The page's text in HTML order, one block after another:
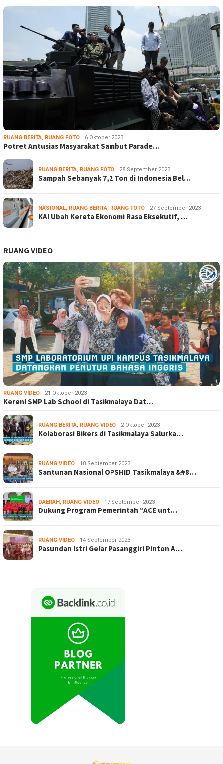
RUANG BERITA, RUANG FOTO 6 Oktober 2023
Potret Antusias Masyarakat Sambut Parade…
RUANG BERITA, RUANG FOTO 28 September 2023
Sampah Sebanyak 7,2 Ton di Indonesia Bel…
NASIONAL, RUANG BERITA, RUANG FOTO 27 September 2023
KAI Ubah Kereta Ekonomi Rasa Eksekutif, …
RUANG VIDEO
RUANG VIDEO 21 Oktober 2023
Keren! SMP Lab School di Tasikmalaya Dat…
RUANG BERITA, RUANG VIDEO 2 Oktober 2023
Kolaborasi Bikers di Tasikmalaya Salurka…
RUANG VIDEO 18 September 2023
Santunan Nasional OPSHID Tasikmalaya &#8…
DAERAH, RUANG VIDEO 17 September 2023
Dukung Program Pemerintah “ACE unt…
RUANG VIDEO 14 September 2023
Pasundan Istri Gelar Pasanggiri Pinton A…